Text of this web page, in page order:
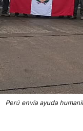
Perú envía ayuda